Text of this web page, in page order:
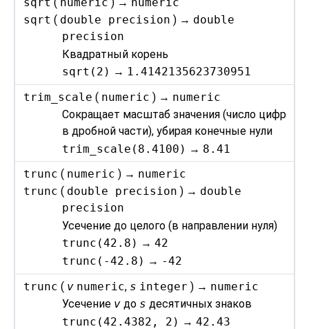
sqrt ( double precision ) → double
precision
Квадратный корень
sqrt(2) → 1.4142135623730951
trim_scale ( numeric ) → numeric
Сокращает масштаб значения (число цифр
в дробной части), убирая конечные нули
trim_scale(8.4100) → 8.41
trunc ( numeric ) → numeric
trunc ( double precision ) → double
precision
Усечение до целого (в направлении нуля)
trunc(42.8) →42
trunc(-42.8) → -42
trunc ( v numeric, s integer ) → numeric
Усечение v до s десятичных знаков
trunc(42.4382, 2) →42.43